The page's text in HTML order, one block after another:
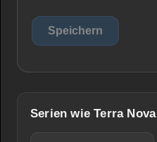
Serien wie Terra Nova